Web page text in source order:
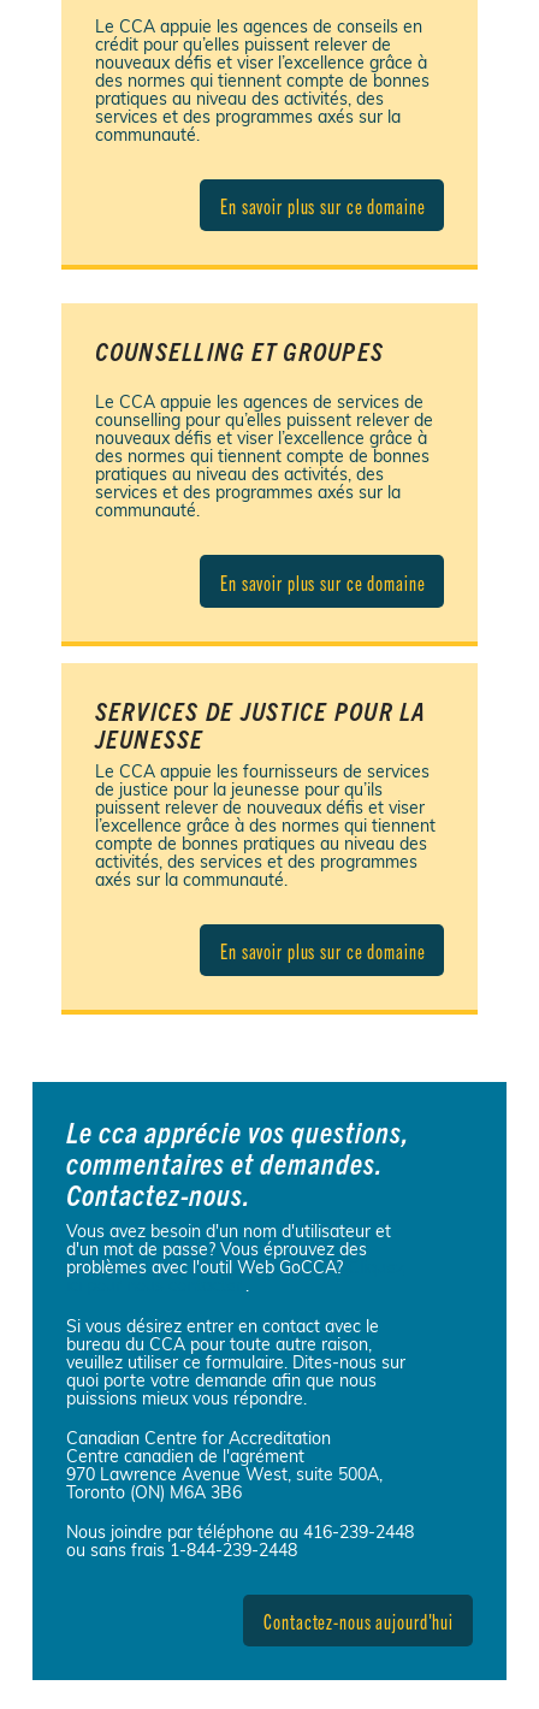
Le CCA appuie les agences de conseils en
crédit pour qu’elles puissent relever de
nouveaux défis et viser l’excellence grâce à
des normes qui tiennent compte de bonnes
pratiques au niveau des activités, des
services et des programmes axés sur la
communauté.
En savoir plus sur ce domaine
COUNSELLING ET GROUPES
Le CCA appuie les agences de services de
counselling pour qu’elles puissent relever de
nouveaux défis et viser l’excellence grâce à
des normes qui tiennent compte de bonnes
pratiques au niveau des activités, des
services et des programmes axés sur la
communauté.
En savoir plus sur ce domaine
SERVICES DE JUSTICE POUR LA
JEUNESSE
Le CCA appuie les fournisseurs de services
de justice pour la jeunesse pour qu’ils
puissent relever de nouveaux défis et viser
l’excellence grâce à des normes qui tiennent
compte de bonnes pratiques au niveau des
activités, des services et des programmes
axés sur la communauté.
En savoir plus sur ce domaine
Le cca apprécie vos questions,
commentaires et demandes.
Contactez-nous.
Vous avez besoin d'un nom d'utilisateur et
d'un mot de passe? Vous éprouvez des
problèmes avec l'outil Web GoCCA?
.
Si vous désirez entrer en contact avec le
bureau du CCA pour toute autre raison,
veuillez utiliser ce formulaire. Dites-nous sur
quoi porte votre demande afin que nous
puissions mieux vous répondre.
Canadian Centre for Accreditation
Centre canadien de l'agrément
970 Lawrence Avenue West, suite 500A,
Toronto (ON) M6A 3B6
Nous joindre par téléphone au 416-239-2448
ou sans frais 1-844-239-2448
Contactez-nous aujourd'hui